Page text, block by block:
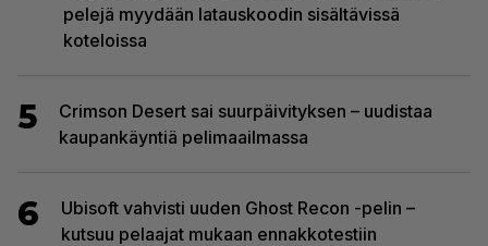
pelejä myydään latauskoodin sisältävissä
koteloissa
5
Crimson Desert sai suurpäivityksen – uudistaa
kaupankäyntiä pelimaailmassa
6
Ubisoft vahvisti uuden Ghost Recon -pelin –
kutsuu pelaajat mukaan ennakkotestiin